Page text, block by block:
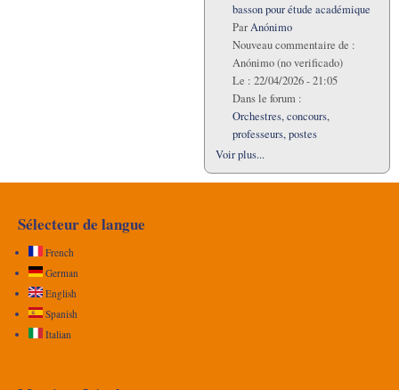
basson pour étude académique
ParAnónimo
Nouveau commentaire de :
Anónimo (no verificado)
Le : 22/04/2026 - 21:05
Dans le forum :
Orchestres, concours,
professeurs, postes
Voir plus...
Sélecteur de langue
French
German
English
Spanish
Italian